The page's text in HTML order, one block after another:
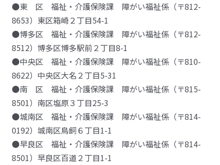
●東 区 福祉・介護保険課 障がい福祉係（〒812-
8653）東区箱崎２丁目54-1
●博多区 福祉・介護保険課 障がい福祉係（〒812-
8512）博多区博多駅前２丁目8-1
●中央区 福祉・介護保険課 障がい福祉係（〒810-
8622）中央区大名２丁目5-31
●南 区 福祉・介護保険課 障がい福祉係（〒815-
8501）南区塩原３丁目25-3
●城南区 福祉・介護保険課 障がい福祉係（〒814-
0192）城南区鳥飼６丁目1-1
●早良区 福祉・介護保険課 障がい福祉係（〒814-
8501）早良区百道２丁目1-1